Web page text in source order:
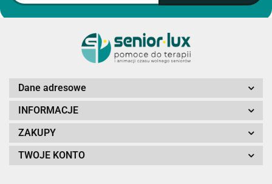
Dane adresowe
INFORMACJE
ZAKUPY
TWOJE KONTO